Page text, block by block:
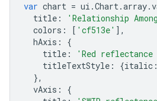
var chart = ui .Chart.array.
title :
'Relationship
colors : [ 'cf513e' ],
hAxis :
{
title : 'Red
titleTextStyle : {italic :
},
vAxis :
{